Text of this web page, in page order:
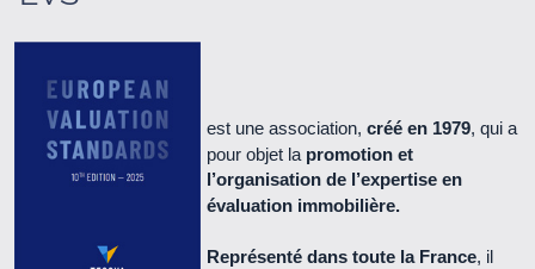
Le Cercle n° 63 - Juin 2018 (2.3 Mo)
Le Cercle n° 62 - Juillet 2017 (1.9 Mo)
Le Cercle n° 61 - Mars 2017 (1.4 Mo)
est une association, créé en 1979, qui a
pour objet la promotion et
l’organisation de l’expertise en
évaluation immobilière.
Représenté dans toute la France, il